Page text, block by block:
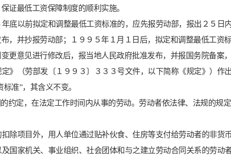
证最低工资保障制度的顺利实施。
底以前拟定和调整最低工资标准的，应先报劳动部，报出２５日
，并抄报劳动部；１９９５年１月１日后，拟定和调整最低工资
更意见进行修改后，报当地人民政府批准发布，并报国务院备案
》（劳部发〔１９９３〕３３３号文件，以下简称《规定》）作
准”，其含义不变。
约定，在法定工作时间内从事的劳动。劳动者依法律、法规的规
除项目外，用人单位通过贴补伙食、住房等支付给劳动者的非货
国家机关、事业组织、社会团体和与之建立劳动合同关系的劳动